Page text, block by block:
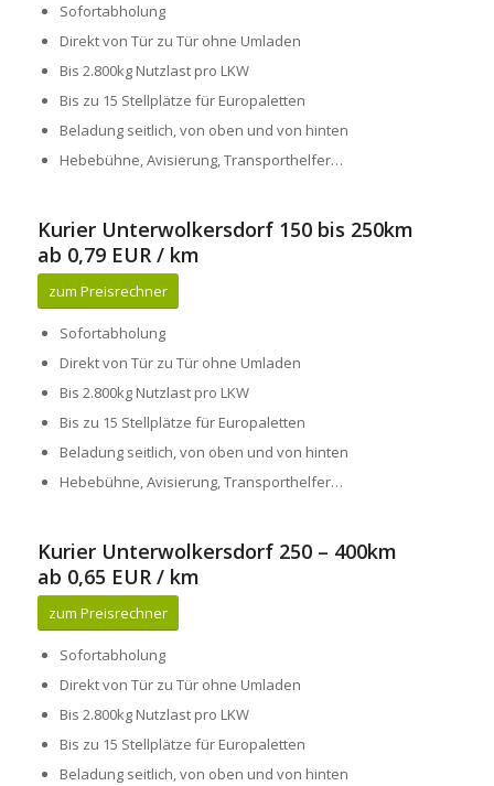
Sofortabholung
Direkt von Tür zu Tür ohne Umladen
Bis 2.800kg Nutzlast pro LKW
Bis zu 15 Stellplätze für Europaletten
Beladung seitlich, von oben und von hinten
Hebebühne, Avisierung, Transporthelfer…
Kurier Unterwolkersdorf 150 bis 250km
ab 0,79 EUR / km
zum Preisrechner
Sofortabholung
Direkt von Tür zu Tür ohne Umladen
Bis 2.800kg Nutzlast pro LKW
Bis zu 15 Stellplätze für Europaletten
Beladung seitlich, von oben und von hinten
Hebebühne, Avisierung, Transporthelfer…
Kurier Unterwolkersdorf 250 – 400km
ab 0,65 EUR / km
zum Preisrechner
Sofortabholung
Direkt von Tür zu Tür ohne Umladen
Bis 2.800kg Nutzlast pro LKW
Bis zu 15 Stellplätze für Europaletten
Beladung seitlich, von oben und von hinten